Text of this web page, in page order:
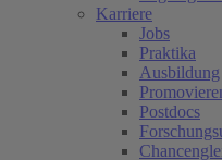
Karriere
Jobs
Praktika
Ausbildung
Postdocs